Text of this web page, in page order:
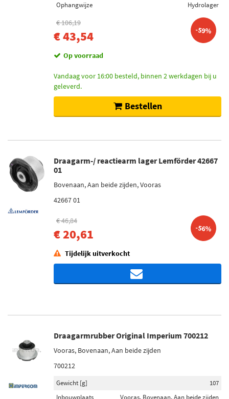
Ophangwijze
Hydrolager
€ 106,19
€ 43,54 -59%
Op voorraad
Vandaag voor 16:00 besteld, binnen 2 werkdagen bij u
geleverd.
Bestellen
Draagarm-/ reactiearm lager Lemförder 42667
01
Bovenaan, Aan beide zijden, Vooras
42667 01
€ 46,84
€ 20,61 -56%
Tijdelijk uitverkocht
Draagarmrubber Original Imperium 700212
Vooras, Bovenaan, Aan beide zijden
700212
Gewicht [g]
107
Inbouwplaats
Vooras, Bovenaan, Aan beide zijden